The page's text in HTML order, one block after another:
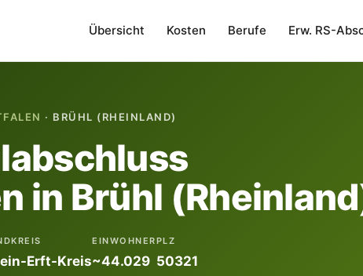
Übersicht Kosten Berufe Erw. RS-
· BRÜHL (RHEINLAND)
in Brühl
Erft-Kreis
EINWOHNER
~44.029
PLZ
50321